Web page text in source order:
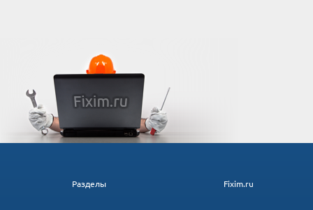
Fixim.ru
Разделы